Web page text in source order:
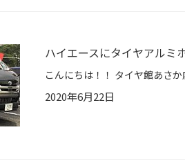
ハイエースにタイヤアルミ
2020年6月22日